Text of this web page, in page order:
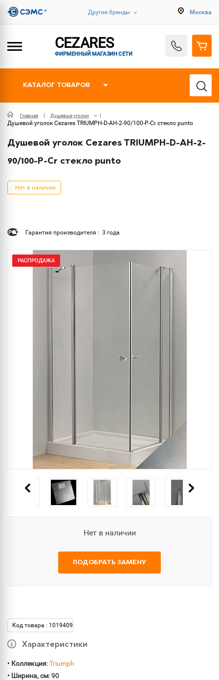
Другие бренды Москва
CEZARES
ФИРМЕННЫЙ МАГАЗИН СЕТИ
КАТАЛОГ ТОВАРОВ
Главная Душевые уголки
Душевой уголок Cezares TRIUMPH-D-AH-2-90/100-P-Cr стекло punto
Душевой уголок Cezares TRIUMPH-D-AH-2-
90/100-P-Cr стекло punto
Нет в наличии
Гарантия производителя : 3 года
РАСПРОДАЖА
Нет в наличии
ПОДОБРАТЬ ЗАМЕНУ
Код товара : 1019409
Характеристики
• Коллекция:Triumph
• Ширина, см: 90